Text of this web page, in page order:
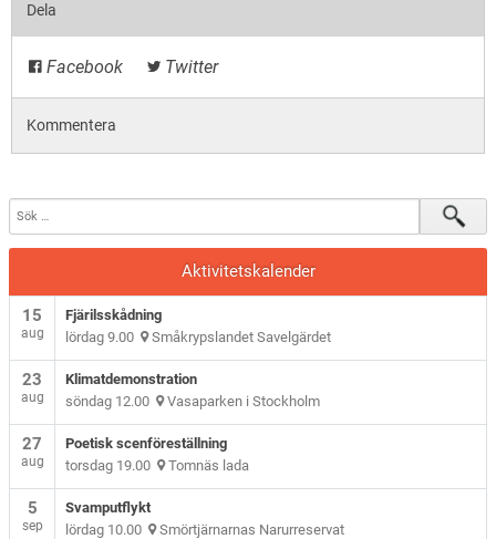
Dela
Facebook Twitter
Kommentera
Aktivitetskalender
15
aug
Fjärilsskådning
lördag 9.00 Småkrypslandet Savelgärdet
23
aug
Klimatdemonstration
söndag 12.00 Vasaparken i Stockholm
27
aug
Poetisk scenföreställning
torsdag 19.00 Tomnäs lada
5
sep
Svamputflykt
lördag 10.00 Smörtjärnarnas Narurreservat